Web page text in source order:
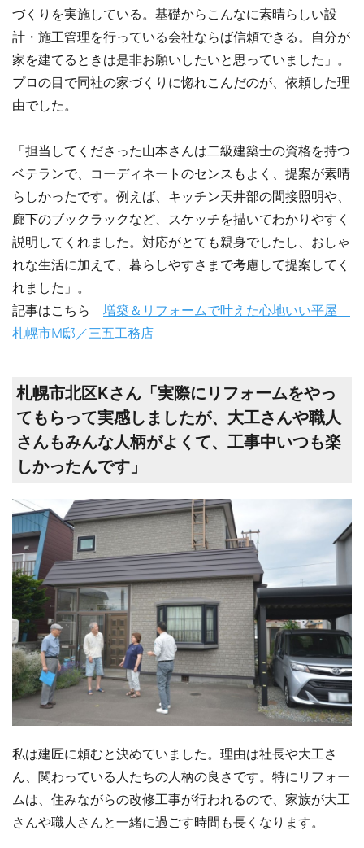
づくりを実施している。基礎からこんなに素晴らしい設
計・施工管理を行っている会社ならば信頼できる。自分が
家を建てるときは是非お願いしたいと思っていました」。
プロの目で同社の家づくりに惚れこんだのが、依頼した理
由でした。
「担当してくださった山本さんは二級建築士の資格を持つ
ベテランで、コーディネートのセンスもよく、提案が素晴
らしかったです。例えば、キッチン天井部の間接照明や、
廊下のブックラックなど、スケッチを描いてわかりやすく
説明してくれました。対応がとても親身でしたし、おしゃ
れな生活に加えて、暮らしやすさまで考慮して提案してく
れました」。
記事はこちら 増築＆リフォームで叶えた心地いい平屋
札幌市M邸／三五工務店
札幌市北区Kさん「実際にリフォームをやっ
てもらって実感しましたが、大工さんや職人
さんもみんな人柄がよくて、工事中いつも楽
しかったんです」
私は建匠に頼むと決めていました。理由は社長や大工さ
ん、関わっている人たちの人柄の良さです。特にリフォー
ムは、住みながらの改修工事が行われるので、家族が大工
さんや職人さんと一緒に過ごす時間も長くなります。